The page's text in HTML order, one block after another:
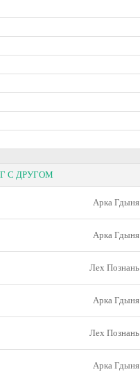
С ДРУГОМ
Арка Гдыня
Арка Гдыня
Лех Познань
Арка Гдыня
Лех Познань
Арка Гдыня